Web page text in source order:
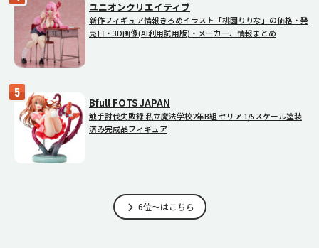
ユニオンクリエイティブ
新作フィギュア情報きろめイラスト「桃園りりな」の価格・発
売日・3D画像(AI利用試用版)・メーカー、情報まとめ
Bfull FOTS JAPAN
触手討伐失敗録 私立魔法学校2年B組 セリア 1/5スケール塗装
済み完成品フィギュア
6位～はこちら